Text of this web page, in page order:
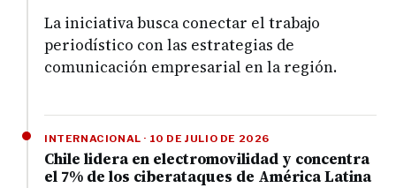
La iniciativa busca conectar el trabajo
periodístico con las estrategias de
comunicación empresarial en la región.
INTERNACIONAL · 10 DE JULIO DE 2026
Chile lidera en electromovilidad y concentra
el 7% de los ciberataques de América Latina